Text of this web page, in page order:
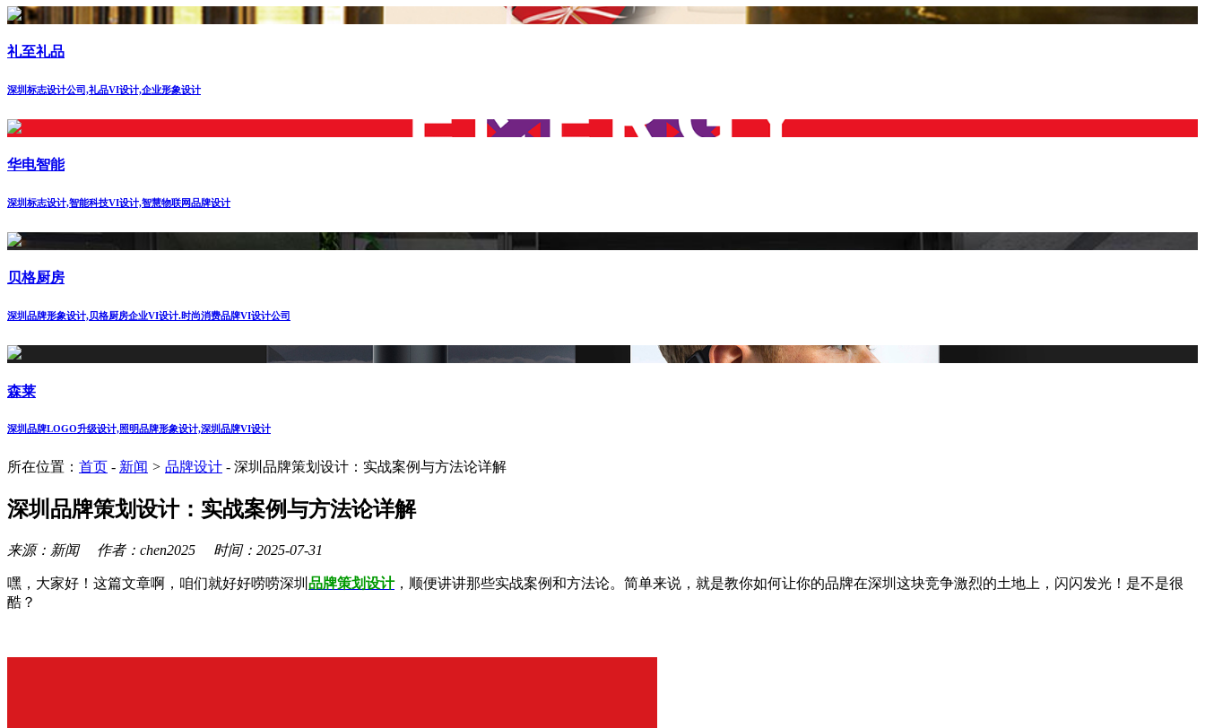
礼至礼品
深圳标志设计公司,礼品VI设计,企业形象设计
华电智能
深圳标志设计,智能科技VI设计,智慧物联网品牌设计
贝格厨房
深圳品牌形象设计,贝格厨房企业VI设计.时尚消费品牌VI设计公司
森莱
深圳品牌LOGO升级设计,照明品牌形象设计,深圳品牌VI设计
所在位置： 首页 - 新闻 > 品牌设计 - 深圳品牌策划设计：实战案例与方法论详解
深圳品牌策划设计：实战案例与方法论详解
来源：新闻 作者：chen2025 时间：2025-07-31
嘿，大家好！这篇文章啊，咱们就好好唠唠深圳 品牌策划设计，顺便讲讲那些实战案例和方法论。简单来说，就是教你如何让你的品牌在深圳这块竞争激烈的土地上，闪闪发光！是不是很
酷？